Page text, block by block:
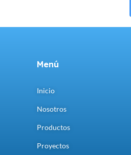
Menú
Inicio
Nosotros
Productos
Proyectos